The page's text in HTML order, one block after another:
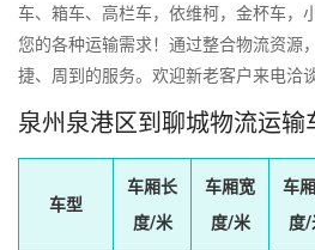
车、箱车、高栏车，依维柯，金杯车，
您的各种运输需求！通过整合物流资源
捷、周到的服务。欢迎新老客户来电洽
泉州泉港区到聊城物流运输
车型
车厢长
度/米
车厢宽
度/米
车
度/